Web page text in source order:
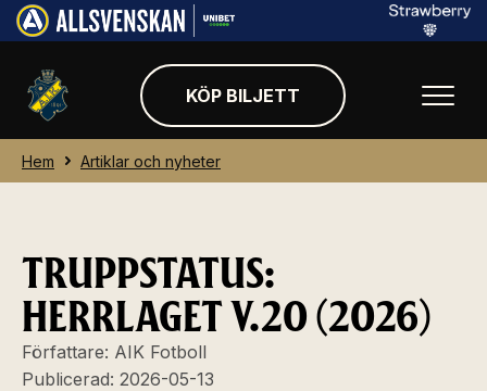
KÖP BILJETT
Hem Artiklar och nyheter
TRUPPSTATUS:
HERRLAGET V.20 (2026)
Författare: AIK Fotboll
Publicerad: 2026-05-13